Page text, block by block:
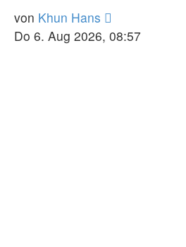
von Khun Hans
Beitrag
Do 6. Aug 2026, 08:57